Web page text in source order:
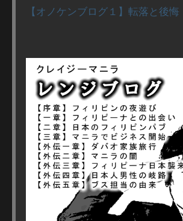
【オノケンブログ１】転落と後悔